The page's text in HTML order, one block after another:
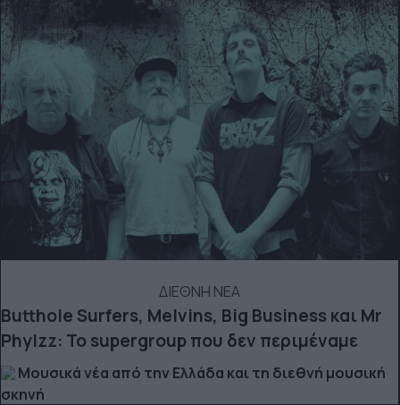
ΔΙΕΘΝΗ ΝΕΑ
Butthole Surfers, Melvins, Big Business και Mr
Phylzz: Το supergroup που δεν περιμέναμε
Μουσικά νέα από την Ελλάδα και τη διεθνή μουσική
σκηνή